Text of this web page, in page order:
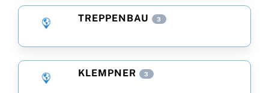
TREPPENBAU 3
KLEMPNER 3